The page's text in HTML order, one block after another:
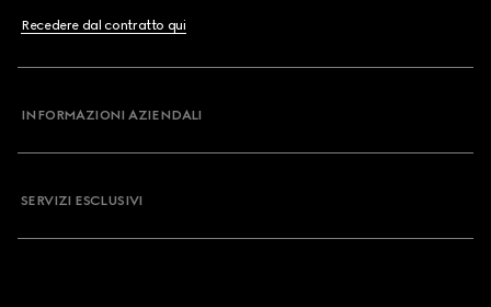
Recedere dal contratto qui
INFORMAZIONI AZIENDALI
SERVIZI ESCLUSIVI